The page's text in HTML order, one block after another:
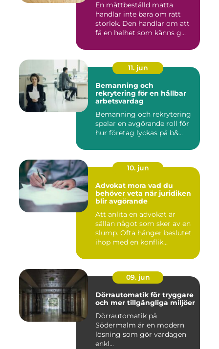
En måttbeställd matta
handlar inte bara om rätt
storlek. Den handlar om att
få en helhet som känns g...
11. jun
Bemanning och
rekrytering för en hållbar
arbetsvardag
Bemanning och rekrytering
spelar en avgörande roll för
hur företag lyckas på b&...
10. jun
Advokat mora vad du
behöver veta när juridiken
blir avgörande
Att anlita en advokat är
sällan något som sker av en
slump. Ofta hänger beslutet
ihop med en konflik...
09. jun
Dörrautomatik för tryggare
och mer tillgängliga miljöer
Dörrautomatik på
Södermalm är en modern
lösning som gör vardagen
enkl...